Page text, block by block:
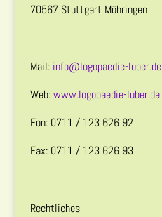
70567 Stuttgart Möhringen
Mail: info@logopaedie-luber.de
Web:www.logopaedie-luber.de
Fon: 0711 / 123 626 92
Fax: 0711 / 123 626 93
Rechtliches